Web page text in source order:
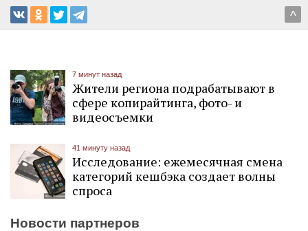
^
7 минут назад
Жители региона подрабатывают в
сфере копирайтинга, фото- и
видеосъемки
41 минуту назад
Исследование: ежемесячная смена
категорий кешбэка создает волны
спроса
Новости партнеров